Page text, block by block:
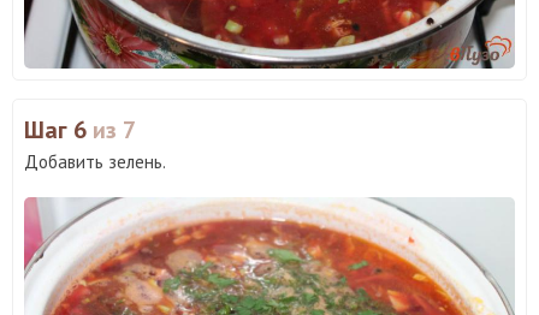
Шаг 6 из 7
Добавить зелень.